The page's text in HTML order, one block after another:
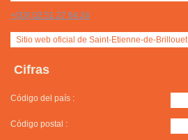
+(33) 02 51 27 64 24
Sitio web oficial de Saint-Etienne-de-Brillouet
Cifras
Código del país :
Código postal :